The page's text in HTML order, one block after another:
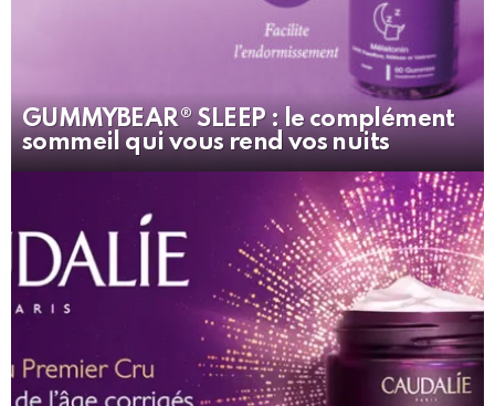
GUMMYBEAR® SLEEP : le complément
sommeil qui vous rend vos nuits